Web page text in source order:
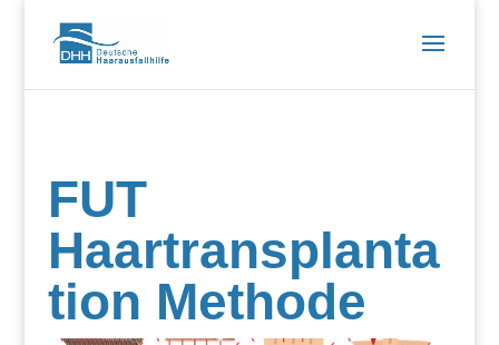
FUT
Haartransplanta
tion Methode